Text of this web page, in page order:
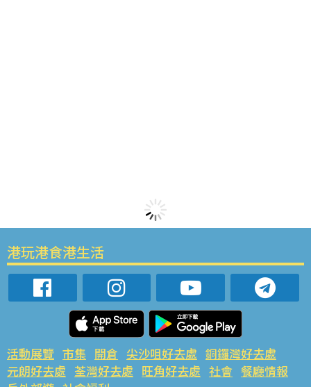
港玩港食港生活
活動展覽 市集 開倉 尖沙咀好去處 銅鑼灣好去處
元朗好去處 荃灣好去處 旺角好去處 社會 餐廳情報